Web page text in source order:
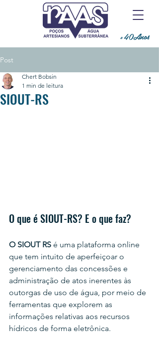
+40Anos
Post
SIOUT-RS
Chert Bobsin
1 min de leitura
O que é SIOUT-RS? E o que faz?
O SIOUT RS é uma plataforma online
que tem intuito de aperfeiçoar o
gerenciamento das concessões e
administração de atos inerentes às
outorgas de uso de água, por meio de
ferramentas que explorem as
informações relativas aos recursos
hídricos de forma eletrônica.